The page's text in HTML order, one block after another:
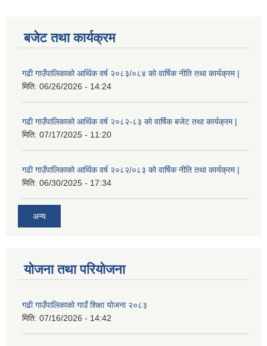
बजेट तथा कार्यक्रम
गढी गाउँपालिकाको आर्थिक वर्ष २०८३/०८४ को वार्षिक नीति तथा कार्यक्रम |
मिति: 06/26/2026 - 14:24
गढी गाउँपालिकाको आर्थिक वर्ष २०८२-८३ को वार्षिक बजेट तथा कार्यक्रम |
मिति: 07/17/2025 - 11:20
गढी गाउँपालिकाको आर्थिक वर्ष २०८२/०८३ को वार्षिक नीति तथा कार्यक्रम |
मिति: 06/30/2025 - 17:34
अन्य
योजना तथा परियोजना
गढी गाउँपालिकाको गाउँ शिक्षा योजना २०८३
मिति: 07/16/2026 - 14:42